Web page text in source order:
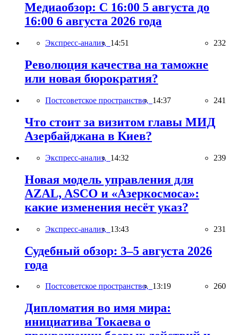
Медиаобзор: С 16:00 5 августа до
16:00 6 августа 2026 года
Экспресс-анализ, 14:51 232
Революция качества на таможне
или новая бюрократия?
Постсоветское пространство, 14:37 241
Что стоит за визитом главы МИД
Азербайджана в Киев?
Экспресс-анализ, 14:32 239
Новая модель управления для
AZAL, ASCO и «Азеркосмоса»:
какие изменения несёт указ?
Экспресс-анализ, 13:43 231
Судебный обзор: 3–5 августа 2026
года
Постсоветское пространство, 13:19 260
Дипломатия во имя мира:
инициатива Токаева о